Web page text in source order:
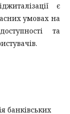
є
умовах на
та
банківських